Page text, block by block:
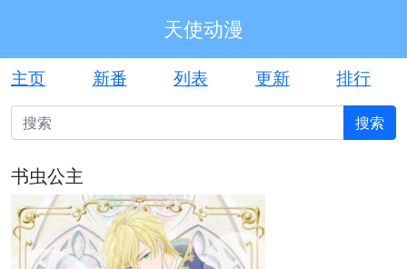
天使动漫
主页 新番 列表 更新 排行
搜索
书虫公主